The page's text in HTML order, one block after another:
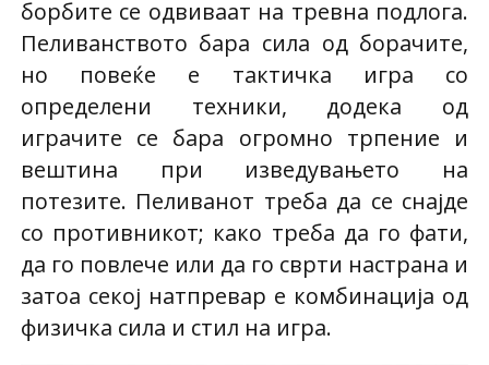
борбите се одвиваат на тревна подлога.
Пеливанството бара сила од борачите,
но повеќе е тактичка игра со
определени техники, додека од
играчите се бара огромно трпение и
вештина при изведувањето на
потезите. Пеливанот треба да се снајде
со противникот; како треба да го фати,
да го повлече или да го сврти настрана и
затоа секој натпревар е комбинација од
физичка сила и стил на игра.